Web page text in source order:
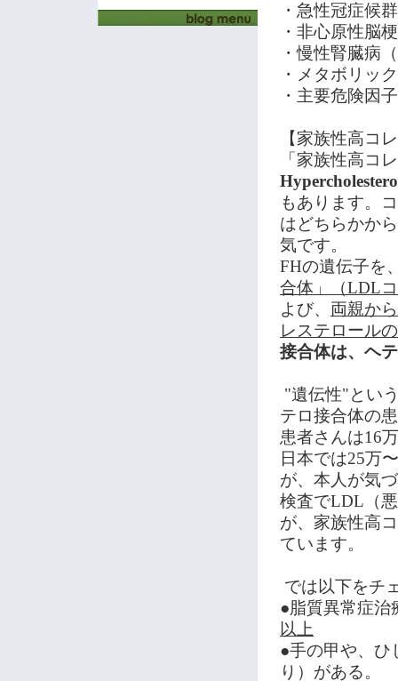
・急性冠症候群
・非心原性脳
・慢性腎臓病
・メタボリッ
・主要危険因
【家族性高コ
「家族性高コ
もあります。
はどちらかか
気です。
FHの遺伝子を
合体」（LDL
よび、 両親か
レステロール
接合体は、ヘ
"遺伝性"とい
テロ接合体の
患者さんは16
日本では25万〜
が、本人が気
検査でLDL （
が、家族性高
ています。
では以下をチ
●脂質異常症治
以上
●手の甲や、ひ
り）がある。